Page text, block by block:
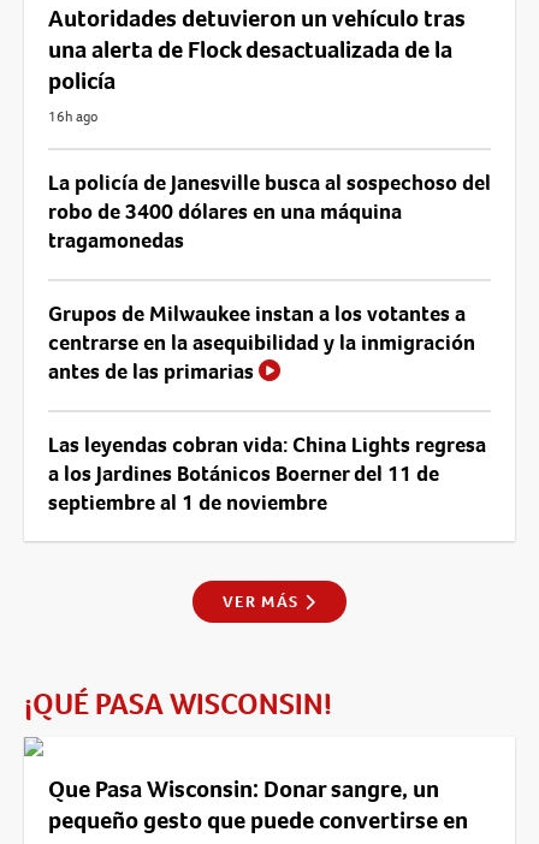
Autoridades detuvieron un vehículo tras
una alerta de Flock desactualizada de la
policía
16h ago
La policía de Janesville busca al sospechoso del
robo de 3400 dólares en una máquina
tragamonedas
Grupos de Milwaukee instan a los votantes a
centrarse en la asequibilidad y la inmigración
antes de las primarias
Las leyendas cobran vida: China Lights regresa
a los Jardines Botánicos Boerner del 11 de
septiembre al 1 de noviembre
VER MÁS
¡QUÉ PASA WISCONSIN!
Que Pasa Wisconsin: Donar sangre, un
pequeño gesto que puede convertirse en